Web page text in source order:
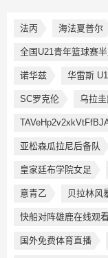
法丙 海法夏普尔
全国U21青年篮球赛
诺华兹 华雷斯
SC罗克伦 乌拉
亚松森瓜拉尼后备队
皇家廷布学院女足
意青乙 贝拉林风
快船对阵雄鹿在线观
国外免费体育直播